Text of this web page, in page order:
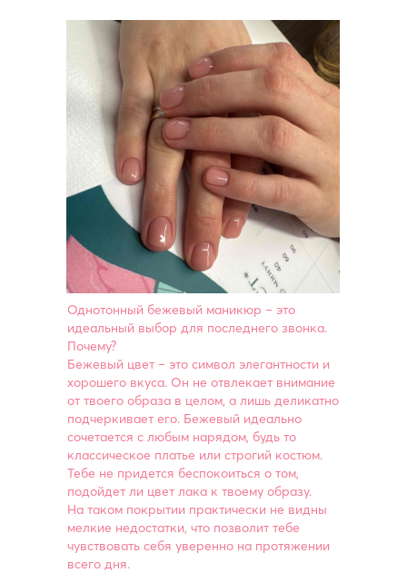
Однотонный бежевый маникюр – это
идеальный выбор для последнего звонка.
Почему?
Бежевый цвет – это символ элегантности и
хорошего вкуса. Он не отвлекает внимание
от твоего образа в целом, а лишь деликатно
подчеркивает его. Бежевый идеально
сочетается с любым нарядом, будь то
классическое платье или строгий костюм.
Тебе не придется беспокоиться о том,
подойдет ли цвет лака к твоему образу.
На таком покрытии практически не видны
мелкие недостатки, что позволит тебе
чувствовать себя уверенно на протяжении
всего дня.